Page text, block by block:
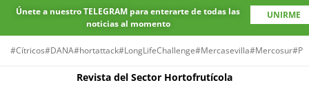
Únete a nuestro TELEGRAM para enterarte de todas las
noticias al momento
UNIRME
#Cítricos#DANA#hortattack#LongLifeChallenge#Mercasevilla#Mercosur
Revista del Sector Hortofrutícola